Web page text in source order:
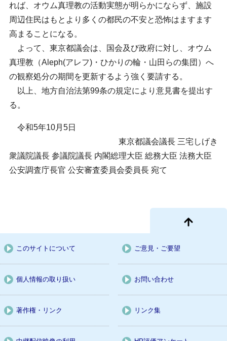
れば、オウム真理教の活動実態が明らかにならず、施設
周辺住民はもとより多くの都民の不安と恐怖はますます
高まることになる。
よって、東京都議会は、国会及び政府に対し、オウム
真理教（Aleph(アレフ)・ひかりの輪・山田らの集団）へ
の観察処分の期間を更新するよう強く要請する。
以上、地方自治法第99条の規定により意見書を提出す
る。
令和5年10月5日
東京都議会議長 三宅しげき
衆議院議長 参議院議長 内閣総理大臣 総務大臣 法務大臣
公安調査庁長官 公安審査委員会委員長 宛て
このサイトについて ご意見・ご要望
個人情報の取り扱い お問い合わせ
著作権・リンク リンク集